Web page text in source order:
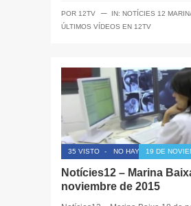
POR 12TV ─ IN: NOTÍCIES 12
ÚLTIMOS VÍDEOS EN 12TV
35 VISTO - NO HAY 19 DE
Notícies12 – Marina
noviembre de 2015